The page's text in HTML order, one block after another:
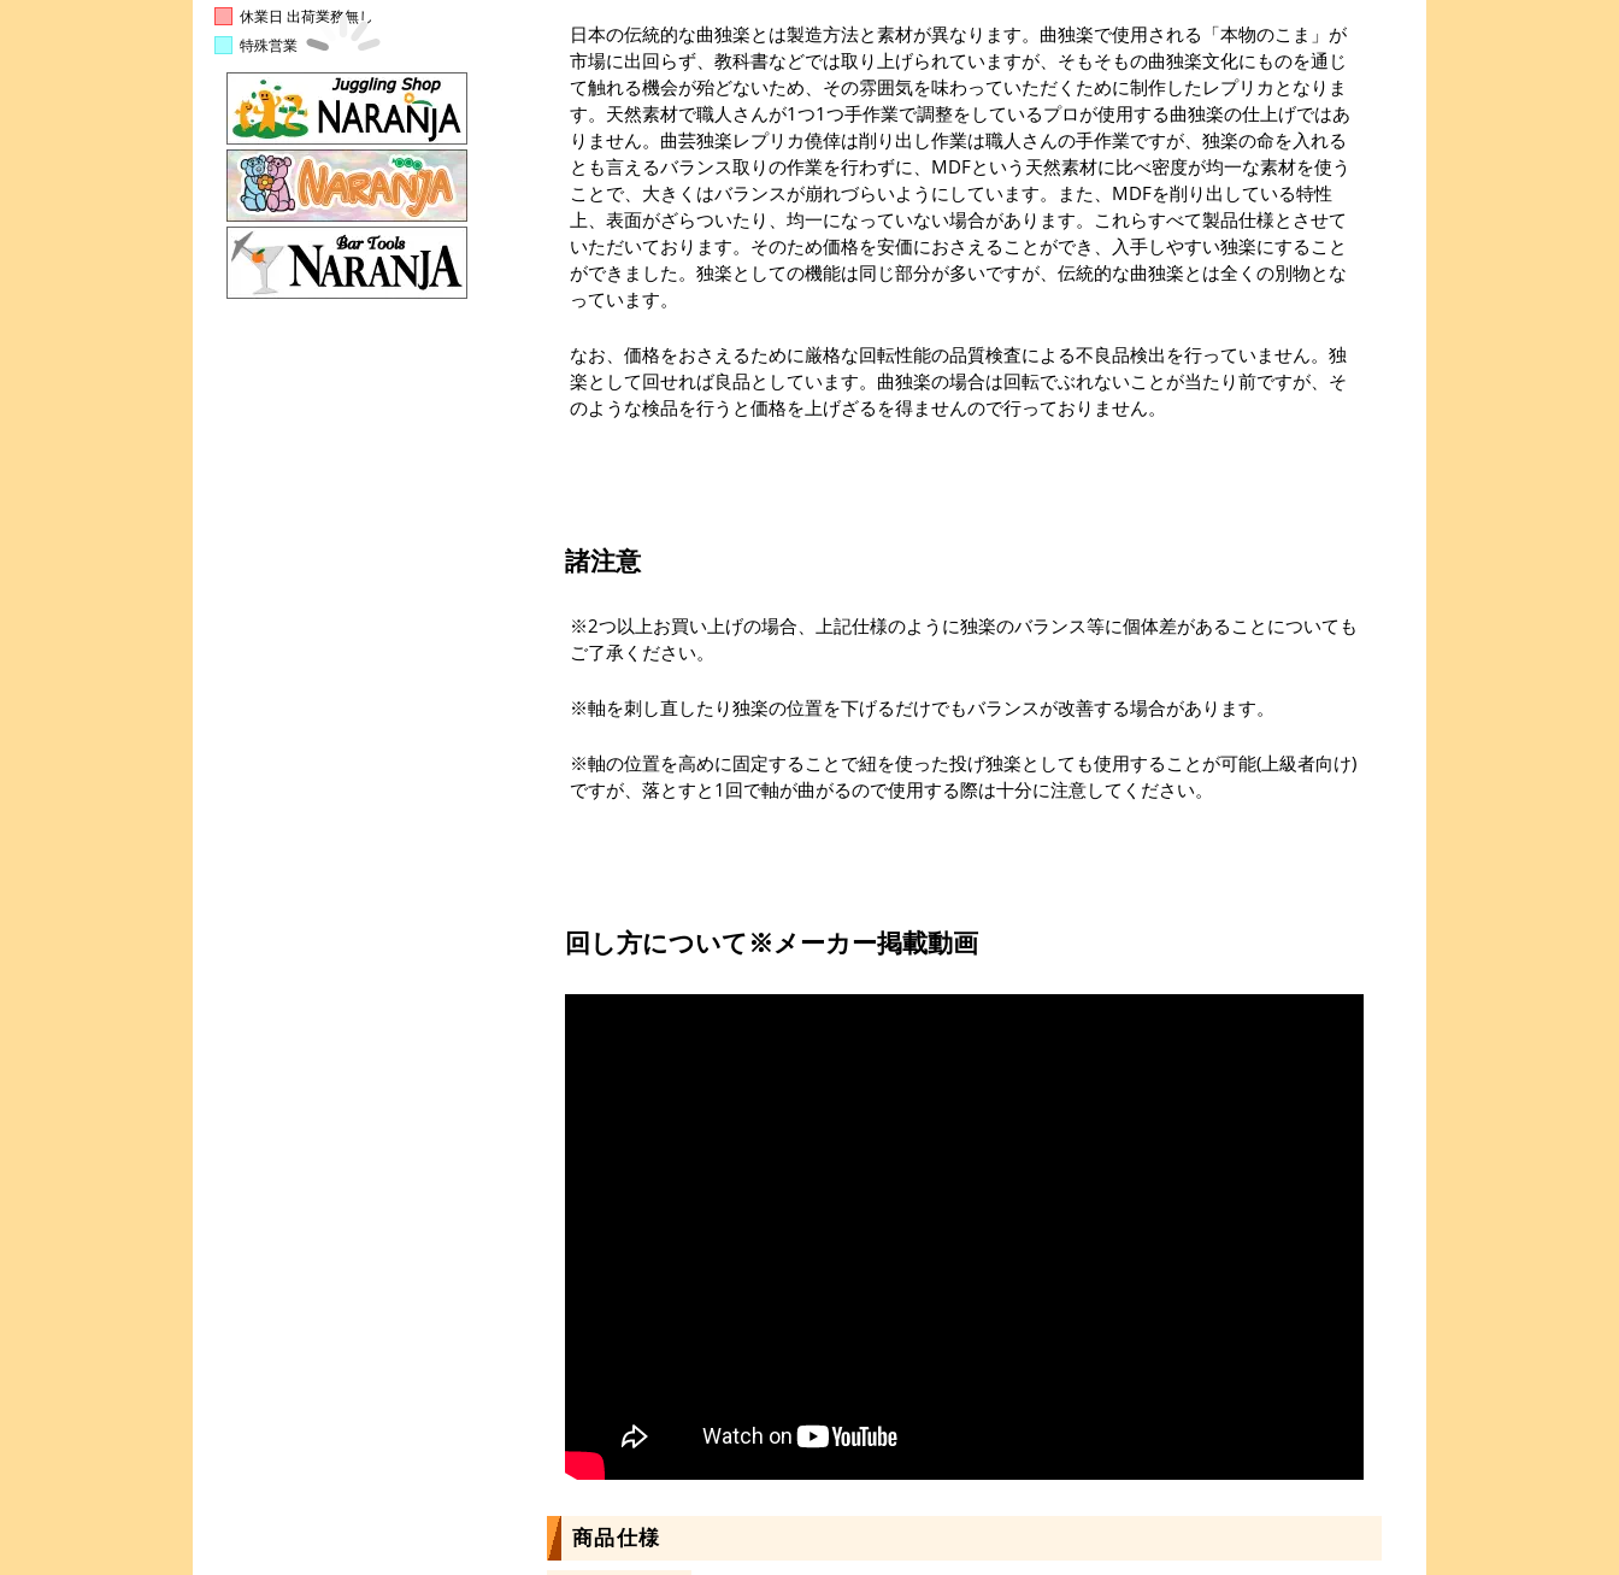
休業日 出荷業務無し
特殊営業
日本の伝統的な曲独楽とは製造方法と素材が異なります。曲独楽で使用される「本物のこま」が
市場に出回らず、教科書などでは取り上げられていますが、そもそもの曲独楽文化にものを通じ
て触れる機会が殆どないため、その雰囲気を味わっていただくために制作したレプリカとなりま
す。天然素材で職人さんが1つ1つ手作業で調整をしているプロが使用する曲独楽の仕上げではあ
りません。曲芸独楽レプリカ僥倖は削り出し作業は職人さんの手作業ですが、独楽の命を入れる
とも言えるバランス取りの作業を行わずに、MDFという天然素材に比べ密度が均一な素材を使う
ことで、大きくはバランスが崩れづらいようにしています。また、MDFを削り出している特性
上、表面がざらついたり、均一になっていない場合があります。これらすべて製品仕様とさせて
いただいております。そのため価格を安価におさえることができ、入手しやすい独楽にすること
ができました。独楽としての機能は同じ部分が多いですが、伝統的な曲独楽とは全くの別物とな
っています。
なお、価格をおさえるために厳格な回転性能の品質検査による不良品検出を行っていません。独
楽として回せれば良品としています。曲独楽の場合は回転でぶれないことが当たり前ですが、そ
のような検品を行うと価格を上げざるを得ませんので行っておりません。
諸注意
※2つ以上お買い上げの場合、上記仕様のように独楽のバランス等に個体差があることについても
ご了承ください。
※軸を刺し直したり独楽の位置を下げるだけでもバランスが改善する場合があります。
※軸の位置を高めに固定することで紐を使った投げ独楽としても使用することが可能(上級者向け)
ですが、落とすと1回で軸が曲がるので使用する際は十分に注意してください。
回し方について※メーカー掲載動画
商品仕様